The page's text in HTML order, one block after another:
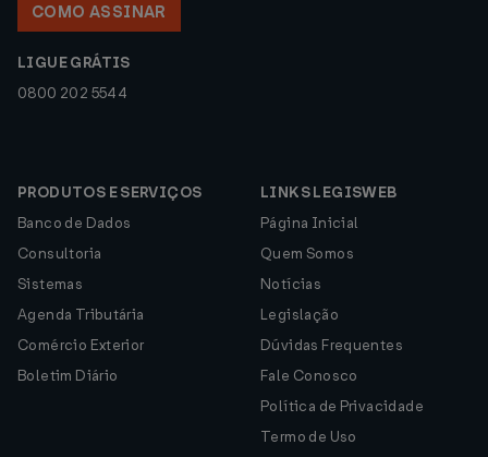
COMO ASSINAR
LIGUE GRÁTIS
0800 202 5544
PRODUTOS E SERVIÇOS
Banco de Dados
Consultoria
Sistemas
Agenda Tributária
Comércio Exterior
Boletim Diário
LINKS LEGISWEB
Página Inicial
Quem Somos
Notícias
Legislação
Dúvidas Frequentes
Fale Conosco
Política de Privacidade
Termo de Uso